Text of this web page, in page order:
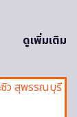
ดูเพิ่มเติม